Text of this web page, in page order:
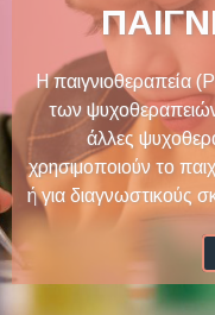
Η παιγνιοθεραπεία
των
άλλες
χρησιμοποιούν το
ή για διαγνωστικούς